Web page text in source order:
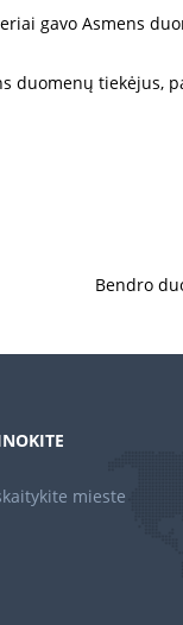
gavo Asmens
duomenų tiekėjus,
Bendro
mieste